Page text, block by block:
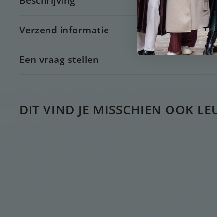
Verzend informatie
Een vraag stellen
DIT VIND JE MISSCHIEN OOK